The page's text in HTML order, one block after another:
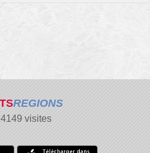
REGIONS
visites